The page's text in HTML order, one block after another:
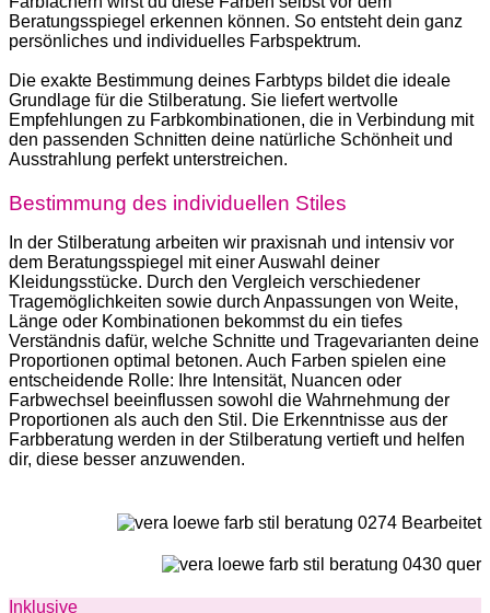
Beratungsspiegel erkennen können. So entsteht dein ganz
persön­liches und individu­elles Farbspektrum.
Die exakte Bestimmung deines Farbtyps bildet die ideale
Grundlage für die Stilber­atung. Sie liefert wertvolle
Empfehlungen zu Farbkom­bi­na­tionen, die in Verbindung mit
den passenden Schnitten deine natür­liche Schönheit und
Ausstrahlung perfekt unter­stre­ichen.
Bestimmung des individuellen Stiles
In der Stilber­atung arbeiten wir praxisnah und intensiv vor
dem Beratungsspiegel mit einer Auswahl deiner
Kleidungsstücke. Durch den Vergleich verschiedener
Tragemöglichkeiten sowie durch Anpas­sungen von Weite,
Länge oder Kombi­na­tionen bekommst du ein tiefes
Verständnis dafür, welche Schnitte und Tragevari­anten deine
Propor­tionen optimal betonen. Auch Farben spielen eine
entschei­dende Rolle: Ihre Inten­sität, Nuancen oder
Farbwechsel beein­flussen sowohl die Wahrnehmung der
Propor­tionen als auch den Stil. Die Erken­nt­nisse aus der
Farbber­atung werden in der Stilber­atung vertieft und helfen
dir, diese besser anzuwenden.
Inklusive